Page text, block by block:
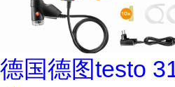
德国德图testo